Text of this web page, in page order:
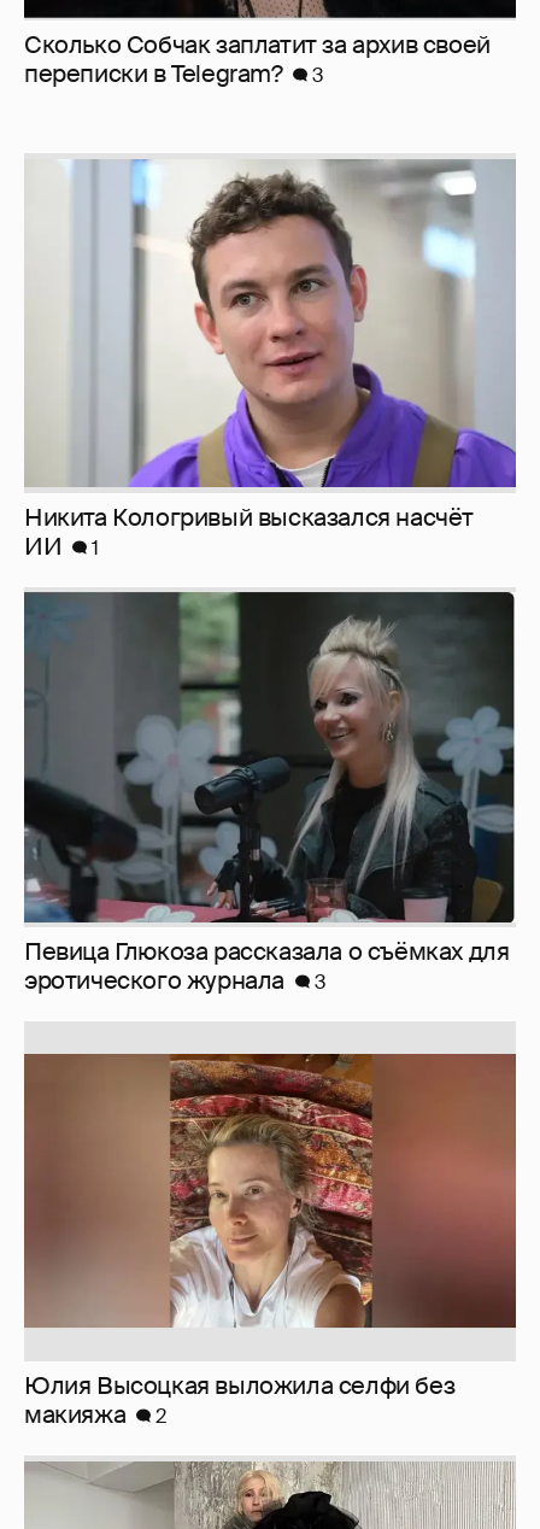
Сколько Собчак заплатит за архив своей
перeписки в Telegram?
3
Никита Кологривый высказался насчёт
ИИ
1
Певица Глюкоза рассказала о съёмках для
эротического журнала
3
Юлия Высоцкая выложила селфи без
макияжа
2